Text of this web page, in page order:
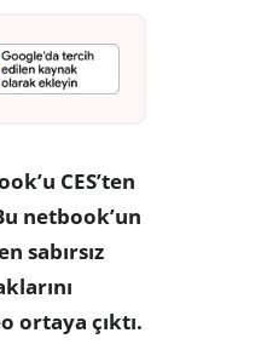
CES’ten
netbook’un
sabırsız
ortaya çıktı.